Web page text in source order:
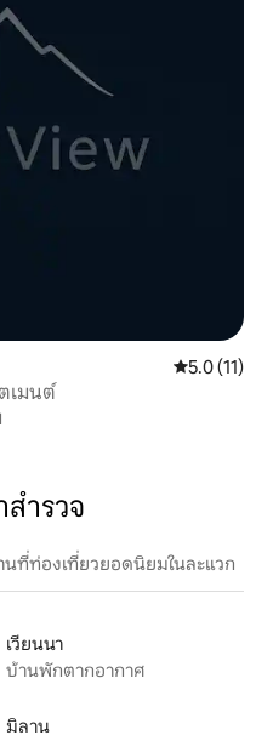
คะแนนเฉลี่ย
5.0 (11)
เมนต์
ำรวจ
นที่ท่องเที่ยวยอดนิยมในละแวก
เวียนนา
บ้านพักตากอากาศ
มิลาน